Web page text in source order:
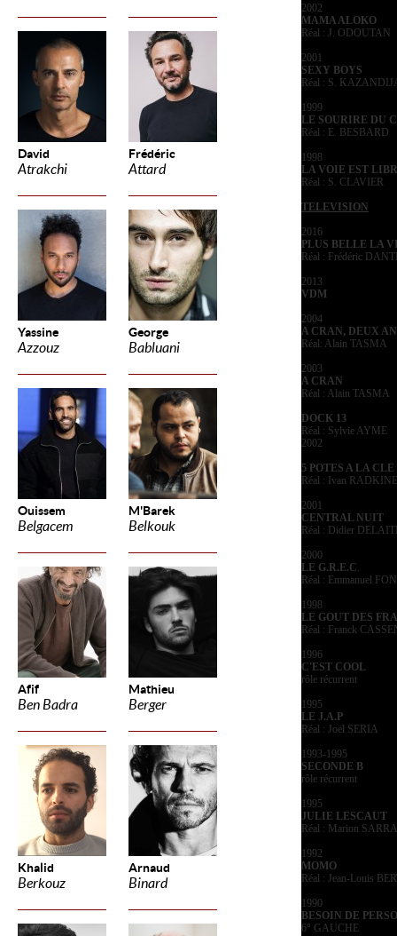
David
Atrakchi
Frédéric
Attard
Yassine
Azzouz
George
Babluani
Ouissem
Belgacem
M'Barek
Belkouk
Afif
Ben Badra
Mathieu
Berger
Khalid
Berkouz
Arnaud
Binard
2002
MAMA ALOKO
Réal : J. ODOUTAN
2001
SEXY BOYS
Réal : S.
1999
LE SOURIRE DU
Réal : E. BESBARD
1998
LA VOIE EST
Réal : S. CLAVIER
TELEVISION
2016
PLUS BELLE LA
Réal : Frédéric
2013
VDM
2004
A CRAN, DEUX
Réal: Alain TASMA
2003
A CRAN
Réal : Alain TASMA
DOCK 13
Réal : Sylvie AYME
2002
5 POTES A LA CLE
Réal : Ivan RADKINE
2001
CENTRAL NUIT
Réal : Didier
2000
LE G.R.E.C.
Réal : Emmanuel
1998
LE GOUT DES
Réal : Franck
1996
C'EST COOL
rôle récurrent
1995
LE J.A.P
Réal : Joël SERIA
1993-1995
SECONDE B
rôle récurrent
1995
JULIE LESCAUT
Réal : Marion
1992
MOMO
Réal : Jean-Louis
1990
BESOIN DE
6° GAUCHE